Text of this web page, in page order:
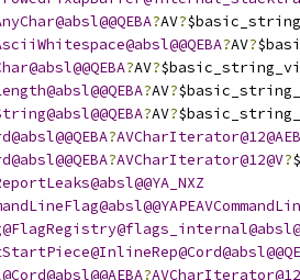
?AV?
?AV?
?AV?
?AV?
?AV?
?
?AVCharIterator@12@V?
?